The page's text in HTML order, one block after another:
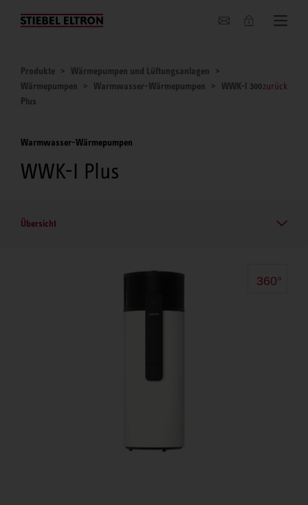
Unternehmen
Produkte
Wärmepumpen und Lüftungsanlagen
Wärmepumpen
Warmwasser-Wärmepumpen
WWK-I 300
Plus
zurück
Warmwasser-Wärmepumpen
WWK-I Plus
Übersicht
360°